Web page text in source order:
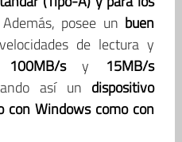
posee un buen
de lectura y
100MB/sy 15MB/s
así un dispositivo
con Windows como con